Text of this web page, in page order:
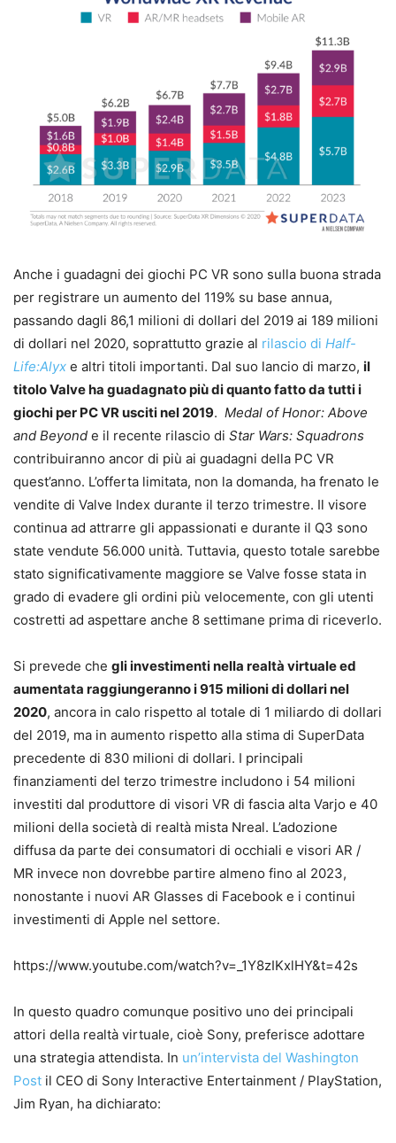
Anche i guadagni dei giochi PC VR sono sulla buona strada
per registrare un aumento del 119% su base annua,
passando dagli 86,1 milioni di dollari del 2019 ai 189 milioni
di dollari nel 2020, soprattutto grazie al rilascio di Half-
Life:Alyx e altri titoli importanti. Dal suo lancio di marzo, il
titolo Valve ha guadagnato più di quanto fatto da tutti i
giochi per PC VR usciti nel 2019. Medal of Honor: Above
and Beyond e il recente rilascio di Star Wars: Squadrons
contribuiranno ancor di più ai guadagni della PC VR
quest’anno. L’offerta limitata, non la domanda, ha frenato le
vendite di Valve Index durante il terzo trimestre. Il visore
continua ad attrarre gli appassionati e durante il Q3 sono
state vendute 56.000 unità. Tuttavia, questo totale sarebbe
stato significativamente maggiore se Valve fosse stata in
grado di evadere gli ordini più velocemente, con gli utenti
costretti ad aspettare anche 8 settimane prima di riceverlo.
Si prevede che gli investimenti nella realtà virtuale ed
aumentata raggiungeranno i 915 milioni di dollari nel
2020, ancora in calo rispetto al totale di 1 miliardo di dollari
del 2019, ma in aumento rispetto alla stima di SuperData
precedente di 830 milioni di dollari. I principali
finanziamenti del terzo trimestre includono i 54 milioni
investiti dal produttore di visori VR di fascia alta Varjo e 40
milioni della società di realtà mista Nreal. L’adozione
diffusa da parte dei consumatori di occhiali e visori AR /
MR invece non dovrebbe partire almeno fino al 2023,
nonostante i nuovi AR Glasses di Facebook e i continui
investimenti di Apple nel settore.
https://www.youtube.com/watch?v=_1Y8zIKxlHY&t=42s
In questo quadro comunque positivo uno dei principali
attori della realtà virtuale, cioè Sony, preferisce adottare
una strategia attendista. In un’intervista del Washington
Post il CEO di Sony Interactive Entertainment / PlayStation,
Jim Ryan, ha dichiarato: